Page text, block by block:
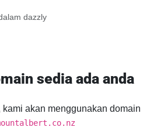
dazzly
sedia ada anda
kami akan menggunakan domain